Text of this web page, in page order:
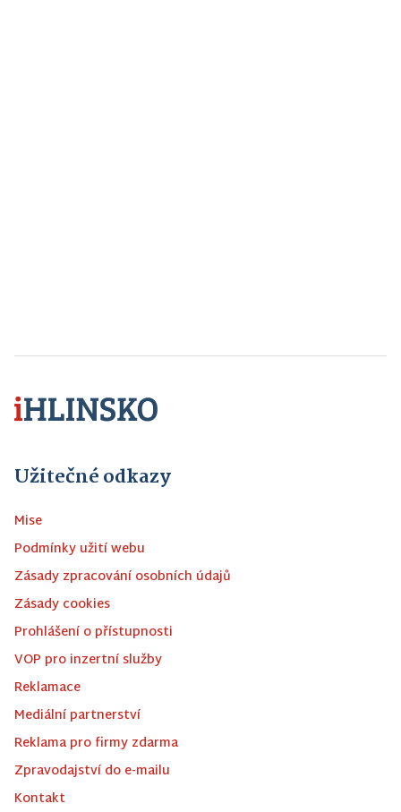
Užitečné odkazy
Mise
Podmínky užití webu
Zásady zpracování osobních údajů
Zásady cookies
Prohlášení o přístupnosti
VOP pro inzertní služby
Reklamace
Mediální partnerství
Reklama pro firmy zdarma
Zpravodajství do e-mailu
Kontakt